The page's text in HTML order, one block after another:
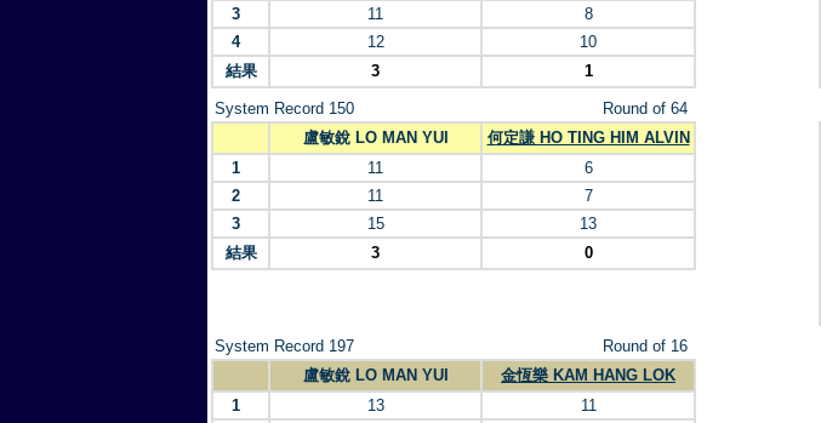
3
11
8
4
12
10
結果
3 1
System Record 150
Round of 64
盧敏銳 LO MAN YUI
何定謙 HO TING HIM ALVIN
1
11
6
2
11
7
3
15
13
結果
3 0
System Record 197
Round of 16
盧敏銳 LO MAN YUI
金恆樂 KAM HANG LOK
1
13
11